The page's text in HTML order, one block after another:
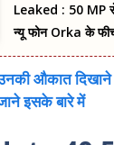
Leaked : 50 MP
न्यू फोन Orka के
औकात
इसके बारे में